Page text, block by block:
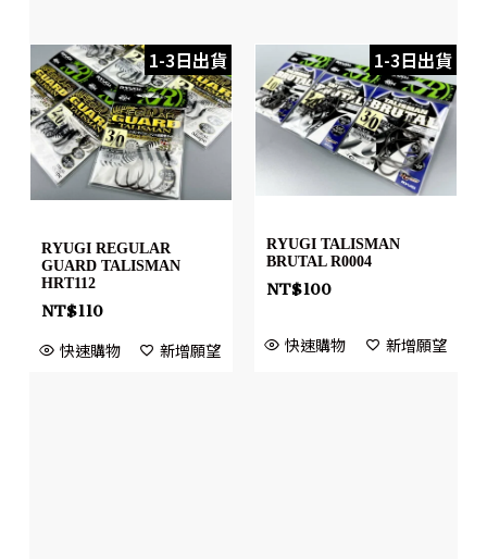
1-3日出貨
RYUGI REGULAR
GUARD TALISMAN
HRT112
NT$110
快速購物 新增願望
1-3日出貨
RYUGI TALISMAN
BRUTAL R0004
NT$100
快速購物 新增願望